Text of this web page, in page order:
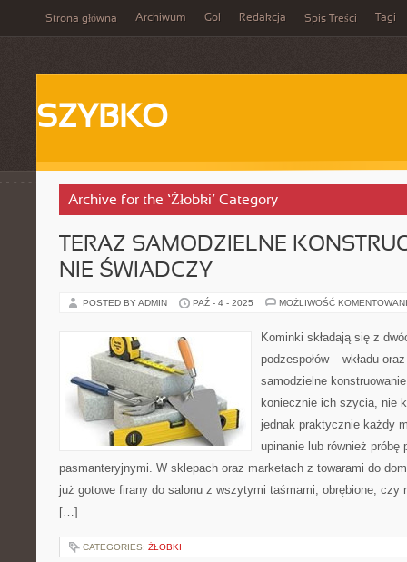
Strona główna Archiwum Gol Redakcja Spis Treści Tagi
SZYBKO
Archive for the ‘Żłobki’ Category
TERAZ SAMODZIELNE
NIE ŚWIADCZY
POSTED BY ADMIN PAŹ - 4 - 2025 MOŻLIWOŚĆ
Kominki składają się z
podzespołów – wkładu
samodzielne
koniecznie ich szycia, nie
jednak praktycznie każdy
upinanie lub również próbę
pasmanteryjnymi. W sklepach oraz marketach z towarami do
już gotowe firany do salonu z wszytymi taśmami, obrębione, czy
[…]
CATEGORIES: ŻŁOBKI